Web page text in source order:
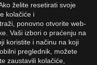
želite resetirati svoje
kolačiće i
ponovno otvorite web-
Vaši izbori o praćenju na
koristite i načinu na koji
preglednik, možete
zaustavili kolačiće,